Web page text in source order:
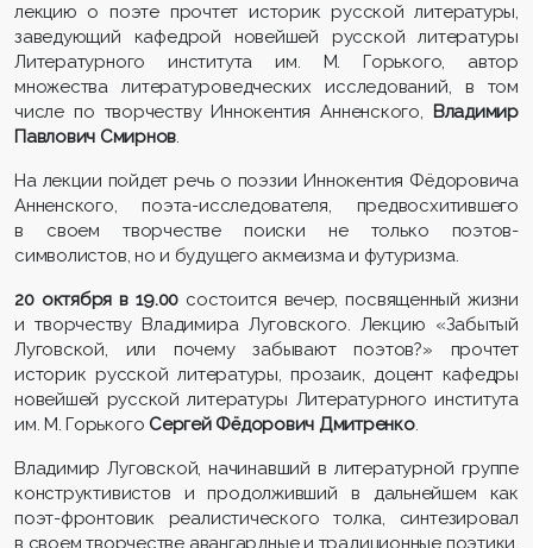
лекцию о поэте прочтет историк русской литературы,
заведующий кафедрой новейшей русской литературы
Литературного института им. М. Горького, автор
множества литературоведческих исследований, в том
числе по творчеству Иннокентия Анненского, Владимир
Павлович Смирнов.
На лекции пойдет речь о поэзии Иннокентия Фёдоровича
Анненского, поэта-исследователя, предвосхитившего
в своем творчестве поиски не только поэтов-
символистов, но и будущего акмеизма и футуризма.
20 октября в 19.00 состоится вечер, посвященный жизни
и творчеству Владимира Луговского. Лекцию «Забытый
Луговской, или почему забывают поэтов?» прочтет
историк русской литературы, прозаик, доцент кафедры
новейшей русской литературы Литературного института
им. М. Горького Сергей Фёдорович Дмитренко.
Владимир Луговской, начинавший в литературной группе
конструктивистов и продолживший в дальнейшем как
поэт-фронтовик реалистического толка, синтезировал
в своем творчестве авангардные и традиционные поэтики.